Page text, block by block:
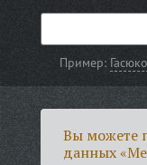
Пример:
Вы можете
данных